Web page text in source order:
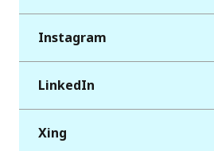
Instagram
LinkedIn
Xing